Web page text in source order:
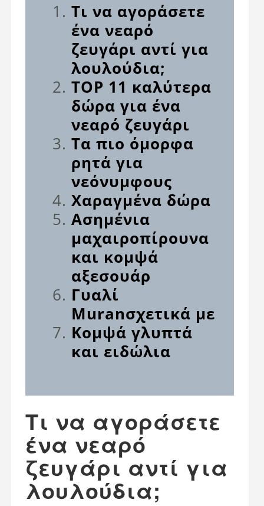
Τι να αγοράσετε
ένα νεαρό
ζευγάρι αντί για
λουλούδια;
TOP 11 καλύτερα
δώρα για ένα
νεαρό ζευγάρι
Τα πιο όμορφα
ρητά για
νεόνυμφους
Χαραγμένα δώρα
Ασημένια
μαχαιροπίρουνα
και κομψά
αξεσουάρ
Γυαλί
Muranσχετικά με
Κομψά γλυπτά
και ειδώλια
Τι να αγοράσετε
ένα νεαρό
ζευγάρι αντί για
λουλούδια;